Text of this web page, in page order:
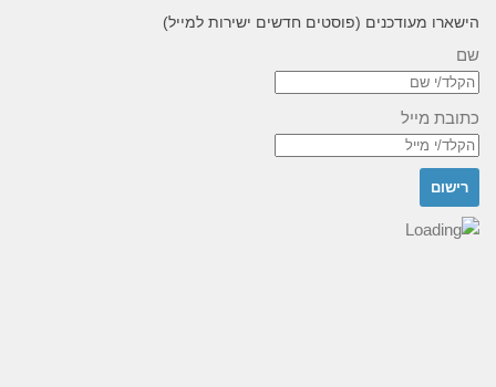
הישארו מעודכנים (פוסטים חדשים ישירות למייל)
שם
כתובת מייל